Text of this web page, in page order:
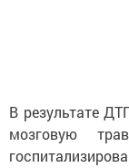
В результате
мозговую